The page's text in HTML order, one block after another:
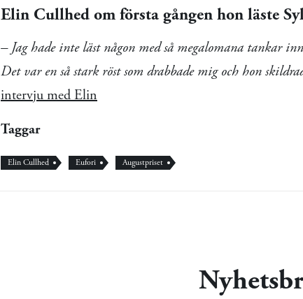
Elin Cullhed om första gången hon läste
– Jag hade inte läst någon med så megalomana tankar
Det var en så stark röst som drabbade mig och hon
intervju med Elin
Taggar
Elin Cullhed Eufori Augustpriset